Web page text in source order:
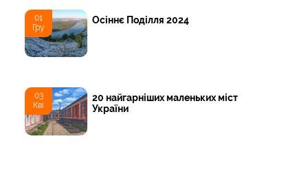
01
Гру
Осіннє Поділля 2024
03
Кві
20 найгарніших маленьких міст
України